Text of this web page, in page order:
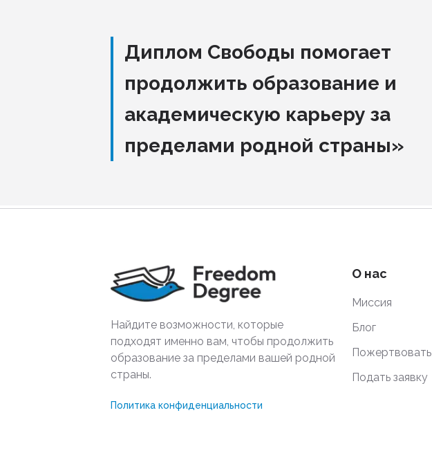
Диплом Свободы помогает
продолжить образование и
академическую карьеру за
пределами родной страны»
Найдите возможности, которые
подходят именно вам, чтобы продолжить
образование за пределами вашей родной
страны.
Политика конфиденциальности
О нас
Миссия
Блог
Пожертвовать
Подать заявку